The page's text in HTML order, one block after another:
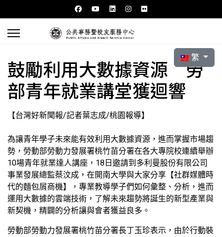
選擇你的語言
繁
鼓勵利用大數據資源 勞
部青年就業講堂獲迴響
【台灣好新聞報/記者葉志成/桃園報導】
為讓青年學子未來能有效利用大數據資源，進而掌握市場趨
勢，勞動部勞動力發展署桃竹苗分署在各大專院校連續舉辦
10場青年就業達人講座，18日邀請到多利曼股份有限公司
事業發展總監蔡汶成，在開南大學與大家分享【社群媒體時
代的麵包屑商機】，專業教導學子們如何彙整、分析，進而
運用大數據的雲端技術，了解未來趨勢將誕生的新型產業與
新契機，精闢的分析讓與會者獲益良多。
勞動部勞動力發展署桃竹苗分署長丁玉珍表示，由於行動裝